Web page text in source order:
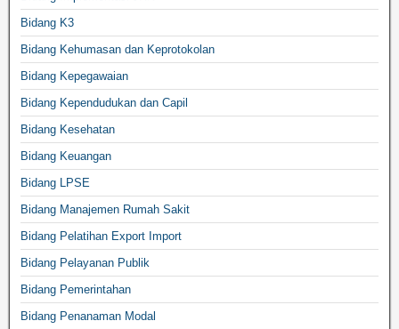
Bidang K3
Bidang Kehumasan dan Keprotokolan
Bidang Kepegawaian
Bidang Kependudukan dan Capil
Bidang Kesehatan
Bidang Keuangan
Bidang LPSE
Bidang Manajemen Rumah Sakit
Bidang Pelatihan Export Import
Bidang Pelayanan Publik
Bidang Pemerintahan
Bidang Penanaman Modal